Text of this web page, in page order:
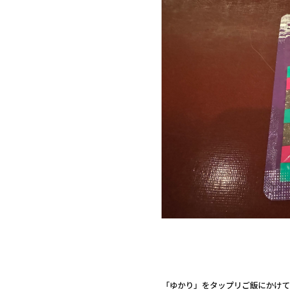
「ゆかり」をタップリご飯にかけて